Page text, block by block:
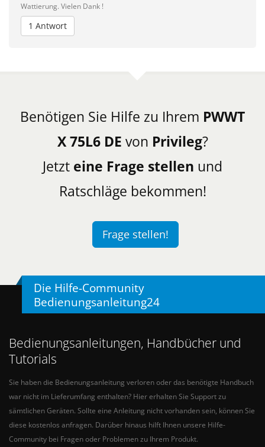
Wattierung. Vielen Dank !
1 Antwort
Benötigen Sie Hilfe zu Ihrem PWWT
X 75L6 DE von Privileg?
Jetzt eine Frage stellen und
Ratschläge bekommen!
Frage stellen!
Die Hilfe-Community
Bedienungsanleitung24
Bedienungsanleitungen, Handbücher und
Tutorials
Sie haben die Bedienungsanleitung verloren oder das benötigte Handbuch
war nicht im Lieferumfang enthalten? Hier erhalten Sie Support zu
sämtlichen Geräten. Sollte eine Anleitung nicht vorhanden sein, können Sie
diese kostenlos anfragen. Darüber hinaus hilft Ihnen unsere Hilfe-
Community bei Fragen oder Problemen zu Ihrem Produkt.